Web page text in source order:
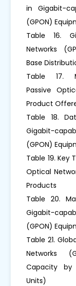
in Gigabit-
(GPON)
Table 16.
Networks
Base
Table 17.
Passive
Product
Table 18.
Gigabit-
(GPON)
Table 19. Key
Optical
Products
Table 20.
Gigabit-
(GPON)
Table 21.
Networks
Capacity by
Units)